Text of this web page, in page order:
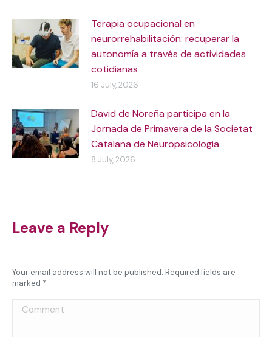
Terapia ocupacional en
neurorrehabilitación: recuperar la
autonomía a través de actividades
cotidianas
16 July, 2026
David de Noreña participa en la
Jornada de Primavera de la Societat
Catalana de Neuropsicologia
8 July, 2026
Leave a Reply
Your email address will not be published. Required fields are
marked *
Comment